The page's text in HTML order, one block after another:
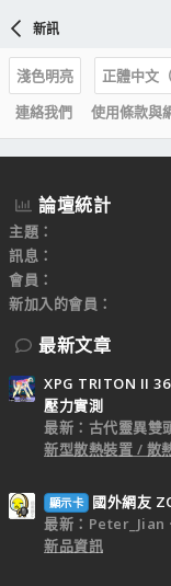
新訊
淺色明亮
正體中文
連絡我們
使用條款與
論壇統計
主題
訊息
會員
新加入的會員
最新文章
XPG TRITON II
壓力實測
最新：古代靈異雙
新型散熱裝置 / 散
顯示卡
國外網友
最新：Peter_Jian
新品資訊